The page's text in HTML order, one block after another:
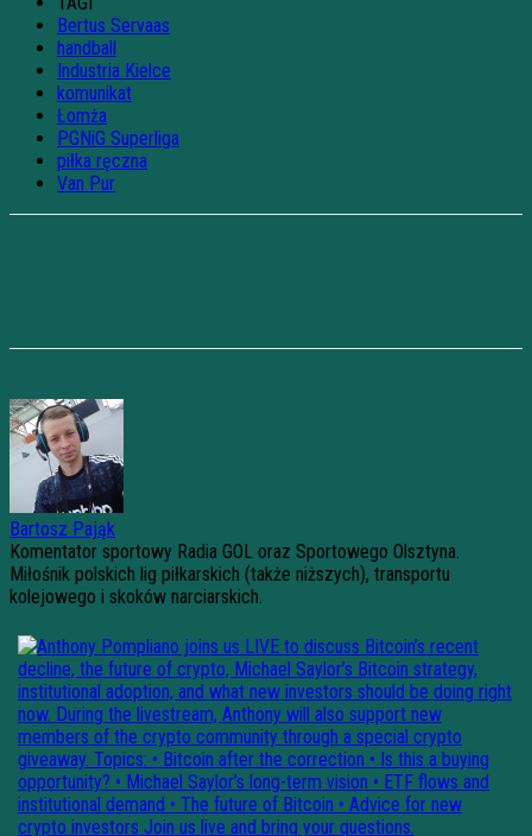
Bertus Servaas
handball
Industria Kielce
komunikat
Łomża
PGNiG Superliga
piłka ręczna
Van Pur
Bartosz Pająk
Komentator sportowy Radia GOL oraz Sportowego Olsztyna.
Miłośnik polskich lig piłkarskich (także niższych), transportu
kolejowego i skoków narciarskich.